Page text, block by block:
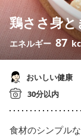
鶏ささ身
エネルギー 87
おいしい健康
30分以内
食材のシンプル